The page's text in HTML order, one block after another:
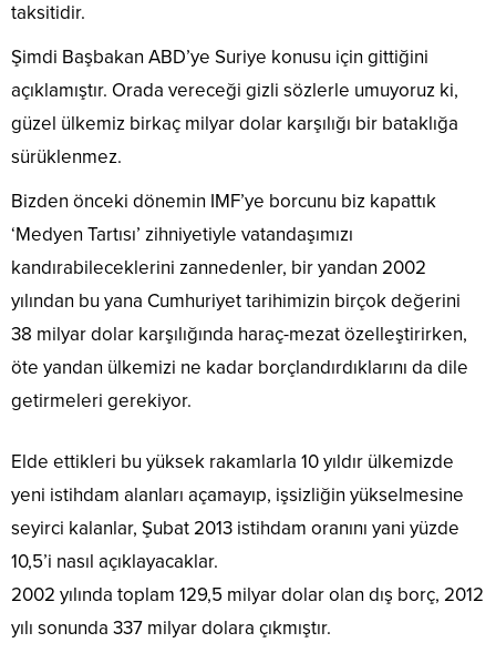
taksitidir.
Şimdi Başbakan ABD’ye Suriye konusu için gittiğini
açıklamıştır. Orada vereceği gizli sözlerle umuyoruz ki,
güzel ülkemiz birkaç milyar dolar karşılığı bir bataklığa
sürüklenmez.
Bizden önceki dönemin IMF’ye borcunu biz kapattık
‘Medyen Tartısı’ zihniyetiyle vatandaşımızı
kandırabileceklerini zannedenler, bir yandan 2002
yılından bu yana Cumhuriyet tarihimizin birçok değerini
38 milyar dolar karşılığında haraç-mezat özelleştirirken,
öte yandan ülkemizi ne kadar borçlandırdıklarını da dile
getirmeleri gerekiyor.
Elde ettikleri bu yüksek rakamlarla 10 yıldır ülkemizde
yeni istihdam alanları açamayıp, işsizliğin yükselmesine
seyirci kalanlar, Şubat 2013 istihdam oranını yani yüzde
10,5’i nasıl açıklayacaklar.
2002 yılında toplam 129,5 milyar dolar olan dış borç, 2012
yılı sonunda 337 milyar dolara çıkmıştır.